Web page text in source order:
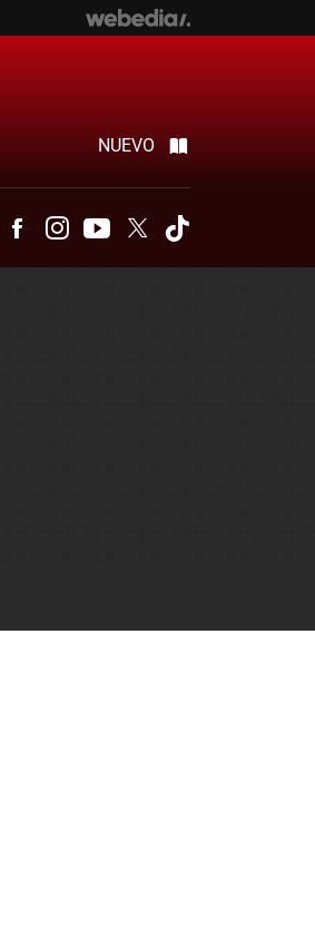
NUEVO
TelegramFacebookInstagramYoutubeTwitter